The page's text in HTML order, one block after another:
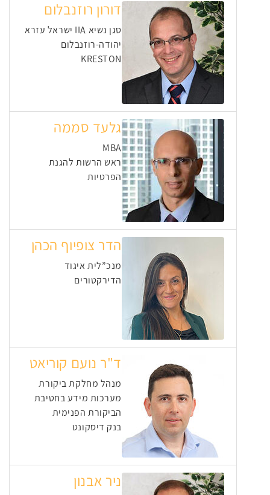
דורון רוזנבלום
סגן נשיא IIA ישראל עזרא
יהודה-רוזנבלום
KRESTON
גלעד סממה
MBA
ראש הרשות להגנת
הפרטיות
הדר צופיוף הכהן
מנכ”לית איגוד
הדירקטורים
ד"ר נועם קוריאט
מנהל מחלקת ביקורת
מערכות מידע בחטיבת
הביקורת הפנימית
בנק דיסקונט
ניר אבנון